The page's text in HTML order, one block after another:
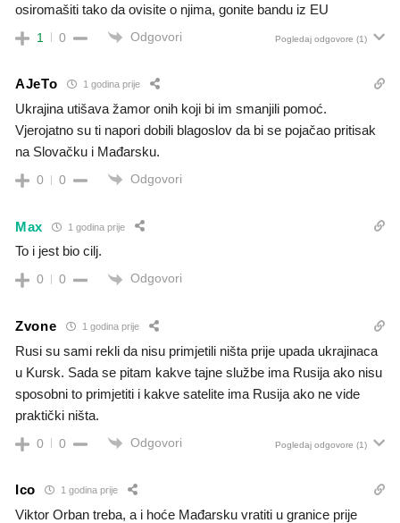
osiromašiti tako da ovisite o njima, gonite bandu iz EU
1 0 Odgovori Pogledaj odgovore (1)
AJeTo 1 godina prije
Ukrajina utišava žamor onih koji bi im smanjili pomoć.
Vjerojatno su ti napori dobili blagoslov da bi se pojačao pritisak
na Slovačku i Mađarsku.
0 0 Odgovori
Max 1 godina prije
To i jest bio cilj.
0 0 Odgovori
Zvone 1 godina prije
Rusi su sami rekli da nisu primjetili ništa prije upada ukrajinaca
u Kursk. Sada se pitam kakve tajne službe ima Rusija ako nisu
sposobni to primjetiti i kakve satelite ima Rusija ako ne vide
praktički ništa.
0 0 Odgovori Pogledaj odgovore (1)
Ico 1 godina prije
Viktor Orban treba, a i hoće Mađarsku vratiti u granice prije